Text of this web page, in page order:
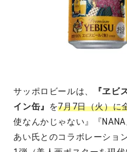
サッポロビールは、
『ヱビ
イン缶』 を7月7日（火）に
使なんかじゃない』『
あい氏とのコラボレーショ